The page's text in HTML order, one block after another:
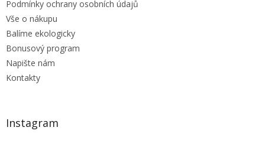
Podmínky ochrany osobních údajů
Vše o nákupu
Balíme ekologicky
Bonusový program
Napište nám
Kontakty
Instagram